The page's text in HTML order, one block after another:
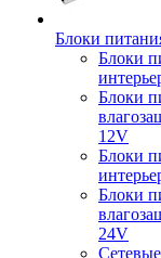
Блоки
Блоки
Блоки
12V
Блоки
Блоки
24V